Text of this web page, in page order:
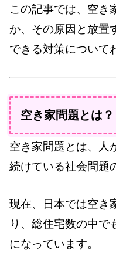
この記事では、空き
か、その原因と放置
できる対策について
空き家問題とは？
空き家問題とは、人
続けている社会問題
現在、日本では空き
り、総住宅数の中で
になっています。